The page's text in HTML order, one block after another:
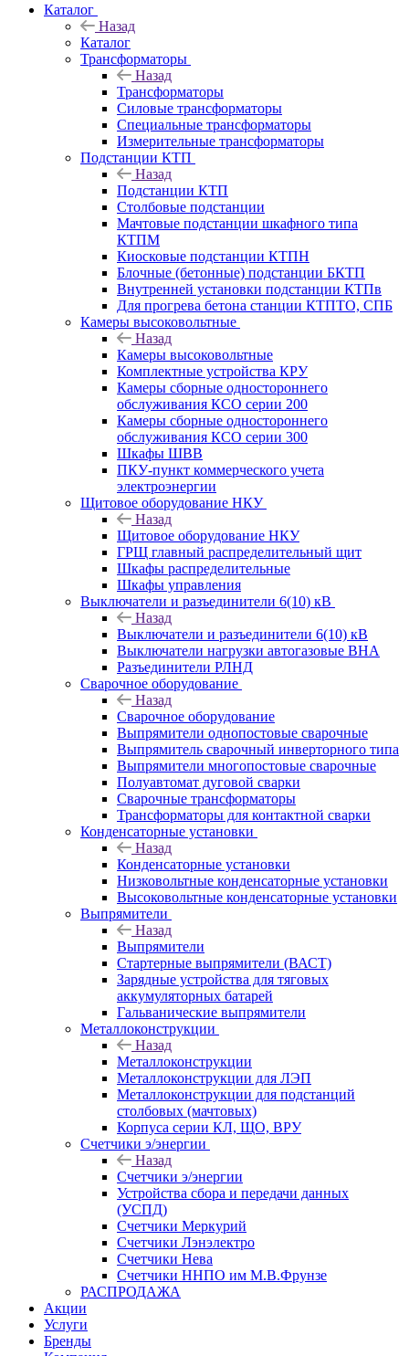
Каталог
Назад
Каталог
Трансформаторы
Назад
Трансформаторы
Силовые трансформаторы
Специальные трансформаторы
Измерительные трансформаторы
Подстанции КТП
Назад
Подстанции КТП
Столбовые подстанции
Мачтовые подстанции шкафного типа
КТПМ
Киосковые подстанции КТПН
Блочные (бетонные) подстанции БКТП
Внутренней установки подстанции КТПв
Для прогрева бетона станции КТПТО, СПБ
Камеры высоковольтные
Назад
Камеры высоковольтные
Комплектные устройства КРУ
Камеры сборные одностороннего
обслуживания КСО серии 200
Камеры сборные одностороннего
обслуживания КСО серии 300
Шкафы ШВВ
ПКУ-пункт коммерческого учета
электроэнергии
Щитовое оборудование НКУ
Назад
Щитовое оборудование НКУ
ГРЩ главный распределительный щит
Шкафы распределительные
Шкафы управления
Выключатели и разъединители 6(10) кВ
Назад
Выключатели и разъединители 6(10) кВ
Выключатели нагрузки автогазовые ВНА
Разъединители РЛНД
Сварочное оборудование
Назад
Сварочное оборудование
Выпрямители однопостовые сварочные
Выпрямитель сварочный инверторного типа
Выпрямители многопостовые сварочные
Полуавтомат дуговой сварки
Сварочные трансформаторы
Трансформаторы для контактной сварки
Конденсаторные установки
Назад
Конденсаторные установки
Низковольтные конденсаторные установки
Высоковольтные конденсаторные установки
Выпрямители
Назад
Выпрямители
Стартерные выпрямители (ВАСТ)
Зарядные устройства для тяговых
аккумуляторных батарей
Гальванические выпрямители
Металлоконструкции
Назад
Металлоконструкции
Металлоконструкции для ЛЭП
Металлоконструкции для подстанций
столбовых (мачтовых)
Корпуса серии КЛ, ЩО, ВРУ
Счетчики э/энергии
Назад
Счетчики э/энергии
Устройства сбора и передачи данных
(УСПД)
Счетчики Меркурий
Счетчики Лэнэлектро
Счетчики Нева
Счетчики ННПО им М.В.Фрунзе
РАСПРОДАЖА
Акции
Услуги
Бренды